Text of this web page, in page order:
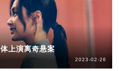
上演离奇悬案
2023-02-26